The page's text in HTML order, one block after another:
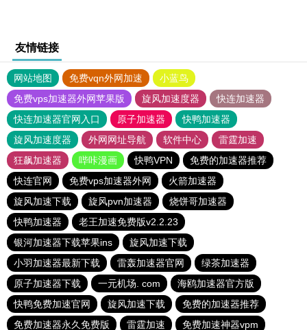
友情链接
网站地图 免费vqn外网加速
小蓝鸟
免费vps加速器外网苹果版
旋风加速度器
快连加速器
快连加速器官网入口
原子加速器
快鸭加速器
旋风加速度器
外网网址导航 软件中心
雷霆加速
狂飙加速器
哔咔漫画 快鸭VPN
免费的加速器推荐
快连官网
免费vps加速器外网
火箭加速器
旋风加速下载
旋风pvn加速器
烧饼哥加速器
快鸭加速器
老王加速免费版v2.2.23
银河加速器下载苹果ins
旋风加速下载
小羽加速器最新下载
雷轰加速器官网
绿茶加速器
原子加速器下载
一元机场. com
海鸥加速器官方版
快鸭免费加速官网
旋风加速下载
免费的加速器推荐
免费加速器永久免费版
雷霆加速 免费加速神器vpm